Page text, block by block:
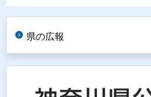
県の広報